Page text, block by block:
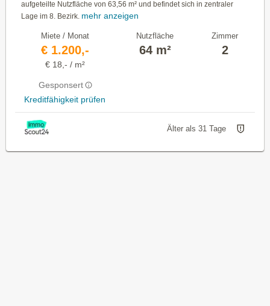
aufgeteilte Nutzfläche von 63,56 m² und befindet sich in zentraler
Lage im 8. Bezirk. mehr anzeigen
Miete / Monat
€ 1.200,-
€ 18,- / m²
Gesponsert
Kreditfähigkeit prüfen
Nutzfläche
64 m²
Zimmer
2
Älter als 31 Tage